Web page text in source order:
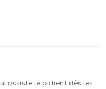
assiste le patient dès les